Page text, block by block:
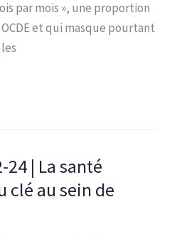
par mois », une proportion
et qui masque pourtant
24 | La santé
clé au sein de